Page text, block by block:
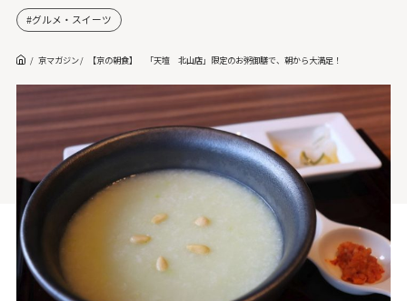
グルメ・スイーツ
京マガジン 【京の朝食】 「天壇 北山店」限定のお粥御膳で、朝から大満足！